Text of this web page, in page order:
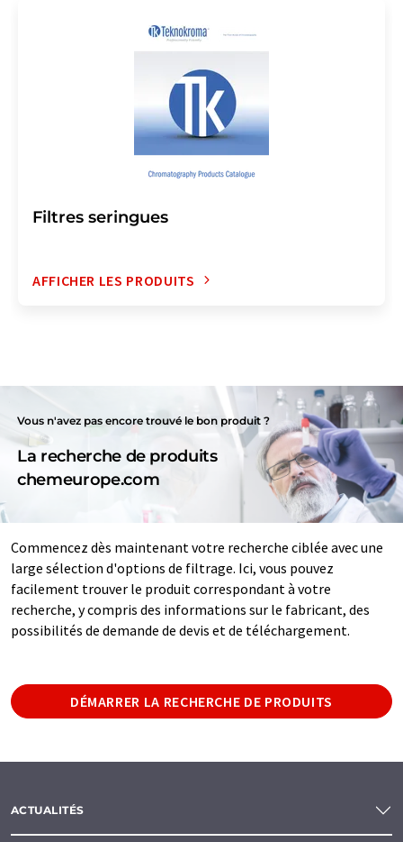
Filtres seringues
AFFICHER LES PRODUITS
Vous n'avez pas encore trouvé le bon produit ?
La recherche de produits
chemeurope.com
Commencez dès maintenant votre recherche ciblée avec une
large sélection d'options de filtrage. Ici, vous pouvez
facilement trouver le produit correspondant à votre
recherche, y compris des informations sur le fabricant, des
possibilités de demande de devis et de téléchargement.
DÉMARRER LA RECHERCHE DE PRODUITS
ACTUALITÉS